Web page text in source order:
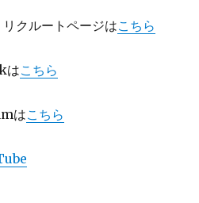
クルートページはこちら
はこちら
はこちら